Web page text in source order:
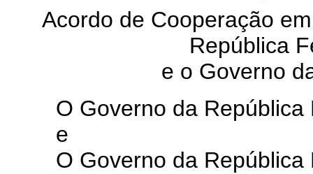
Acordo de Cooperação
República
e o Governo
O Governo da República
e
O Governo da República